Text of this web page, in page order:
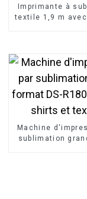
Imprimante à
textile 1,9 m
Machine
sublimation